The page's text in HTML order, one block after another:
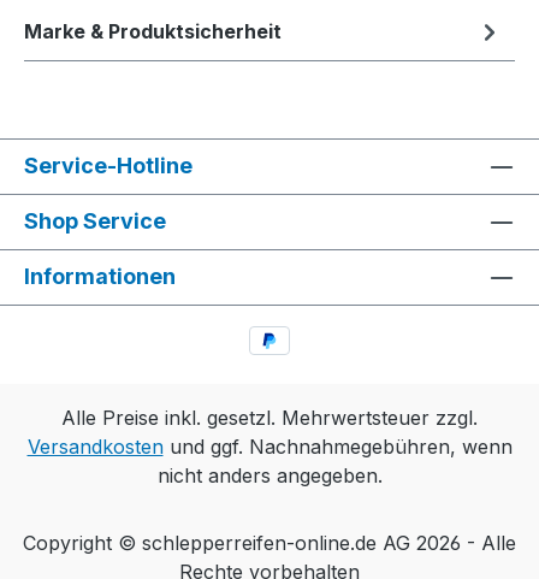
Marke & Produktsicherheit
Service-Hotline
Shop Service
Informationen
Alle Preise inkl. gesetzl. Mehrwertsteuer zzgl.
Versandkostenund ggf. Nachnahmegebühren, wenn
nicht anders angegeben.
Copyright © schlepperreifen-online.de AG 2026 - Alle
Rechte vorbehalten